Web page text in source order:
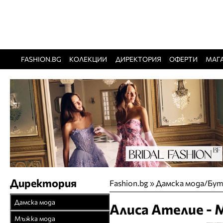
FASHION.BG КОЛЕКЦИИ ДИРЕКТОРИЯ ОФЕРТИ
Fashion.bg»Дамска мода/
Алиса Ателие
Директория
Дамска мода
Връхни облекла
Мъжка мода